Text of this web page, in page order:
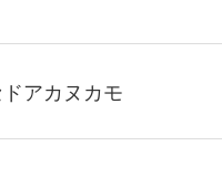
アカヌカモ